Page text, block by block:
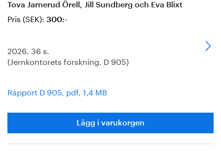
Tova Jarnerud Örell, Jill Sundberg och Eva Blixt
Pris (SEK): 300:-
2026. 36 s.
(Jernkontorets forskning. D 905)
Rapport D 905, pdf, 1,4 MB
Lägg i varukorgen